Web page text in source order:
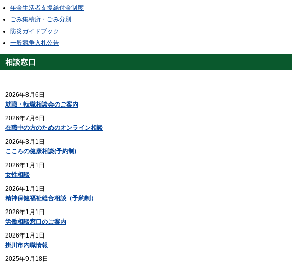
年金生活者支援給付金制度
ごみ集積所・ごみ分別
防災ガイドブック
一般競争入札公告
相談窓口
2026年8月6日
就職・転職相談会のご案内
2026年7月6日
在職中の方のためのオンライン相談
2026年3月1日
こころの健康相談(予約制)
2026年1月1日
女性相談
2026年1月1日
精神保健福祉総合相談（予約制）
2026年1月1日
労働相談窓口のご案内
2026年1月1日
掛川市内職情報
2025年9月18日